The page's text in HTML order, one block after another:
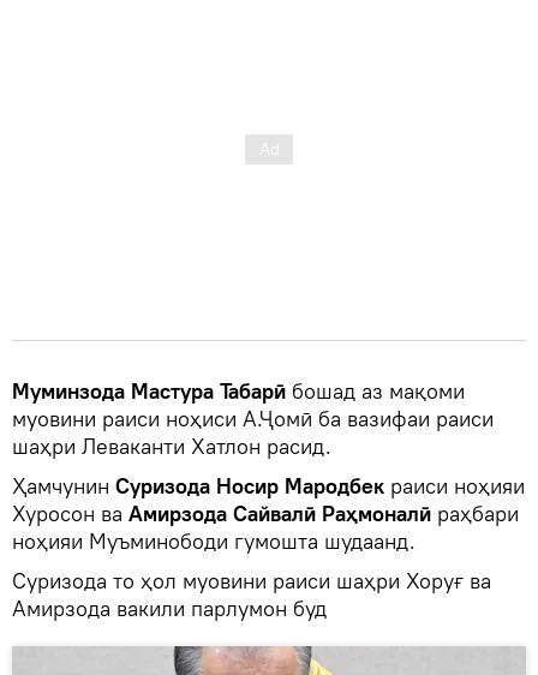
Муминзода Мастура Табарӣ бошад аз мақоми
муовини раиси ноҳиси А.Ҷомӣ ба вазифаи раиси
шаҳри Леваканти Хатлон расид.
Ҳамчунин Суризода Носир Мародбек раиси ноҳияи
Хуросон ва Амирзода Сайвалӣ Раҳмоналӣ раҳбари
ноҳияи Муъминободи гумошта шудаанд.
Суризода то ҳол муовини раиси шаҳри Хоруғ ва
Амирзода вакили парлумон буд